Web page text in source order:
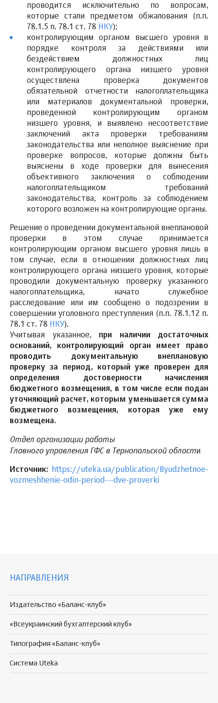
проводится исключительно по вопросам,
которые стали предметом обжалования (п.п.
78.1.5 п. 78.1 ст. 78 НКУ);
контролирующим органом высшего уровня в
порядке контроля за действиями или
бездействием должностных лиц
контролирующего органа низшего уровня
осуществлена ​​проверка документов
обязательной отчетности налогоплательщика
или материалов документальной проверки,
проведенной контролирующим органом
низшего уровня, и выявлено несоответствие
заключений акта проверки требованиям
законодательства или неполное выяснение при
проверке вопросов, которые должны быть
выяснены в ходе проверки для вынесения
объективного заключения о соблюдении
налогоплательщиком требований
законодательства, контроль за соблюдением
которого возложен на контролирующие органы.
Решение о проведении документальной внеплановой
проверки в этом случае принимается
контролирующим органом высшего уровня лишь в
том случае, если в отношении должностных лиц
контролирующего органа низшего уровня, которые
проводили документальную проверку указанного
налогоплательщика, начато служебное
расследование или им сообщено о подозрении в
совершении уголовного преступления (п.п. 78.1.12 п.
78.1 ст. 78 НКУ).
Учитывая указанное, при наличии достаточных
оснований, контролирующий орган имеет право
проводить документальную внеплановую
проверку за период, который уже проверен для
определения достоверности начисления
бюджетного возмещения, в том числе если подан
уточняющий расчет, которым уменьшается сумма
бюджетного возмещения, которая уже ему
возмещена.
Отдел организации работы
Главного управления ГФС в Тернопольской области
Источник:
https://uteka.ua/publication/Byudzhetnoe-
vozmeshhenie-odin-period---dve-proverki
НАПРАВЛЕНИЯ
Издательство «Баланс-клуб»
«Всеукраинский бухгалтерский клуб»
Типография «Баланс-клуб»
Система Uteka